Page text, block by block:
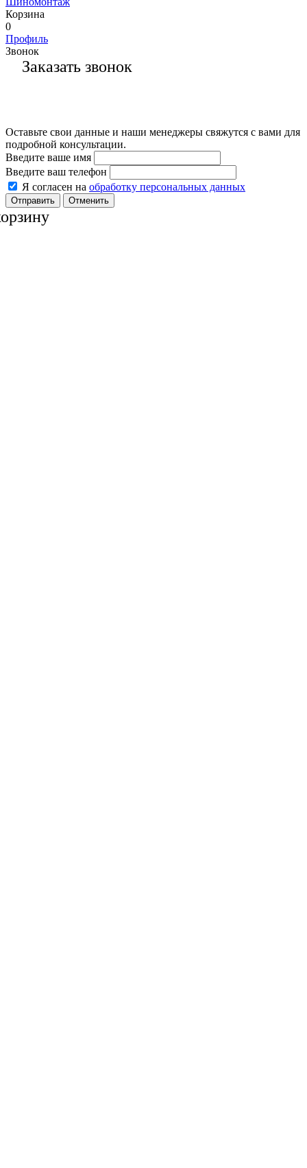
Корзина
0
Профиль
Звонок
Заказать звонок
Оставьте свои данные и наши менеджеры свяжутся с вами для
подробной консультации.
Введите ваше имя
Введите ваш телефон
Я согласен на обработку персональных данных
Отменить